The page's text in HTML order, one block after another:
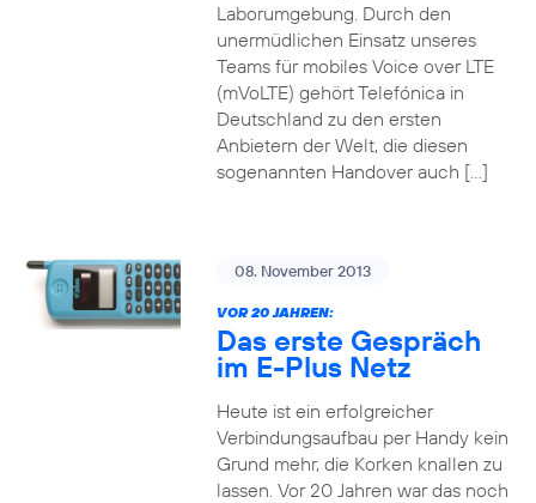
Laborumgebung. Durch den
unermüdlichen Einsatz unseres
Teams für mobiles Voice over LTE
(mVoLTE) gehört Telefónica in
Deutschland zu den ersten
Anbietern der Welt, die diesen
sogenannten Handover auch […]
08. November 2013
VOR 20 JAHREN:
Das erste Gespräch
im E-Plus Netz
Heute ist ein erfolgreicher
Verbindungsaufbau per Handy kein
Grund mehr, die Korken knallen zu
lassen. Vor 20 Jahren war das noch